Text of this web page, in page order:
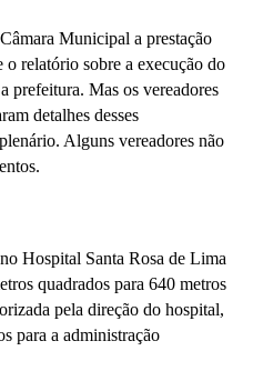
Municipal a prestação
o relatório sobre a execução do
prefeitura. Mas os vereadores
detalhes desses
Alguns vereadores não
Hospital Santa Rosa de Lima
quadrados para 640 metros
pela direção do hospital,
para a administração